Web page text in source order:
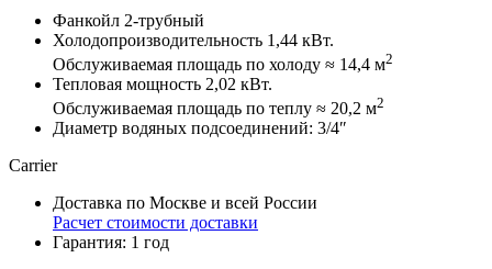
Фанкойл 2-трубный
Холодопроизводительность 1,44 кВт.
Обслуживаемая площадь по холоду ≈ 14,4 м2
Тепловая мощность 2,02 кВт.
Обслуживаемая площадь по теплу ≈ 20,2 м2
Диаметр водяных подсоединений: 3/4″
Carrier
Доставка по Москве и всей России
Расчет стоимости доставки
Гарантия: 1 год